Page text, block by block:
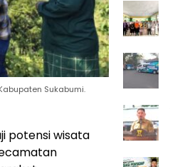
Sukabumi.
potensi wisata